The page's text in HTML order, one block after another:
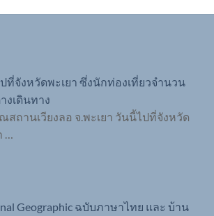
ที่จังหวัดพะเยา ซึ่งนักท่องเที่ยวจำนวน
งเดินทาง
สถานเวียงลอ จ.พะเยา วันนี้ไปที่จังหวัด
…
Geographic ฉบับภาษาไทย และ บ้าน